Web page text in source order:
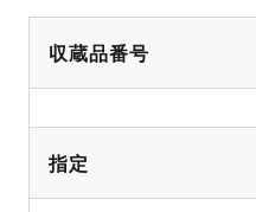
収蔵品番号
指定